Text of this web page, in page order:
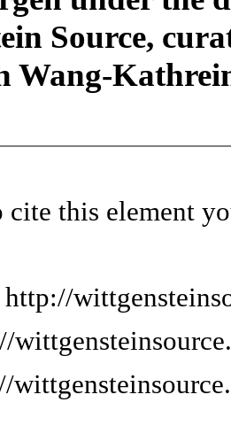
Source,
Wang-
cite this element
http://